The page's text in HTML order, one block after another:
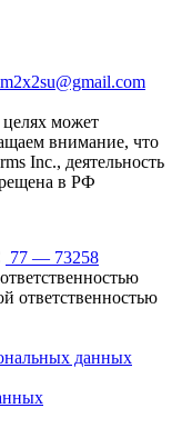
может
внимание, что
Inc., деятельность
в РФ
77 — 73258
ответственностью
данных